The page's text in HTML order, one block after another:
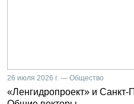
26 июля 2026 г. — Общество
«Ленгидропроект» и Санкт-